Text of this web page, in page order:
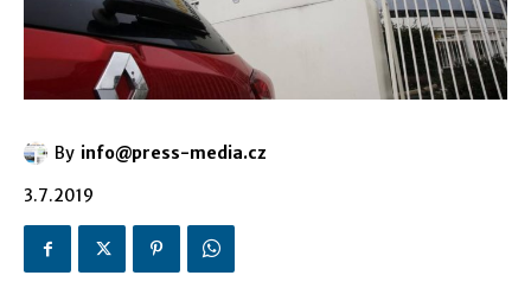
By info@press-media.cz
3.7.2019